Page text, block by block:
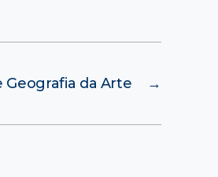
→
Geografia da Arte